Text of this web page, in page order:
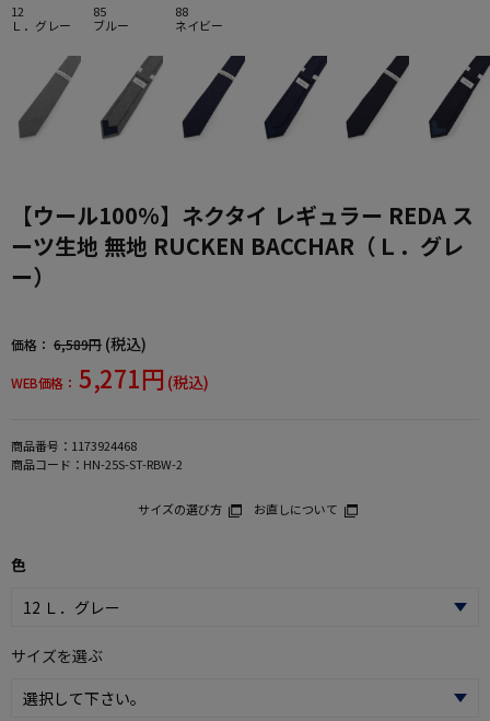
12
Ｌ．グレー
85
ブルー
88
ネイビー
【ウール100%】ネクタイ レギュラー REDA ス
ーツ生地 無地 RUCKEN BACCHAR（Ｌ．グレ
ー）
価格： 6,589円 (税込)
WEB価格： 5,271円 (税込)
商品番号： 1173924468
商品コード： HN-25S-ST-RBW-2
サイズの選び方 お直しについて
色
サイズを選ぶ